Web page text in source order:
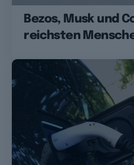
Bezos, Musk und
reichsten